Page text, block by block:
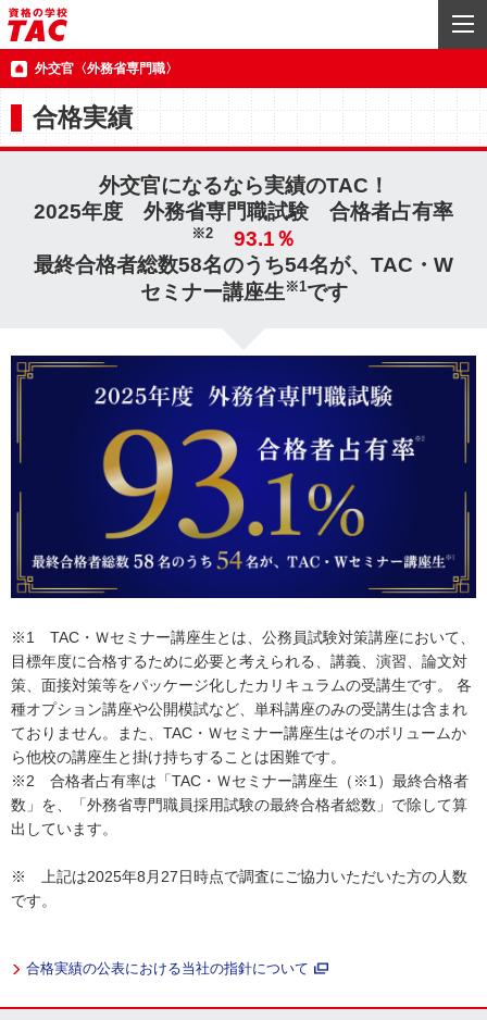
外交官〈外務省専門職〉
合格実績
外交官になるなら実績のTAC！
2025年度 外務省専門職試験 合格者占有率
※2
93.1％
最終合格者総数58名のうち54名が、TAC・W
セミナー講座生※1です
※1 TAC・Ｗセミナー講座生とは、公務員試験対策講座において、
目標年度に合格するために必要と考えられる、講義、演習、論文対
策、面接対策等をパッケージ化したカリキュラムの受講生です。 各
種オプション講座や公開模試など、単科講座のみの受講生は含まれ
ておりません。また、TAC・Ｗセミナー講座生はそのボリュームか
ら他校の講座生と掛け持ちすることは困難です。
※2 合格者占有率は「TAC・Ｗセミナー講座生（※1）最終合格者
数」を、「外務省専門職員採用試験の最終合格者総数」で除して算
出しています。
※ 上記は2025年8月27日時点で調査にご協力いただいた方の人数
です。
合格実績の公表における当社の指針について